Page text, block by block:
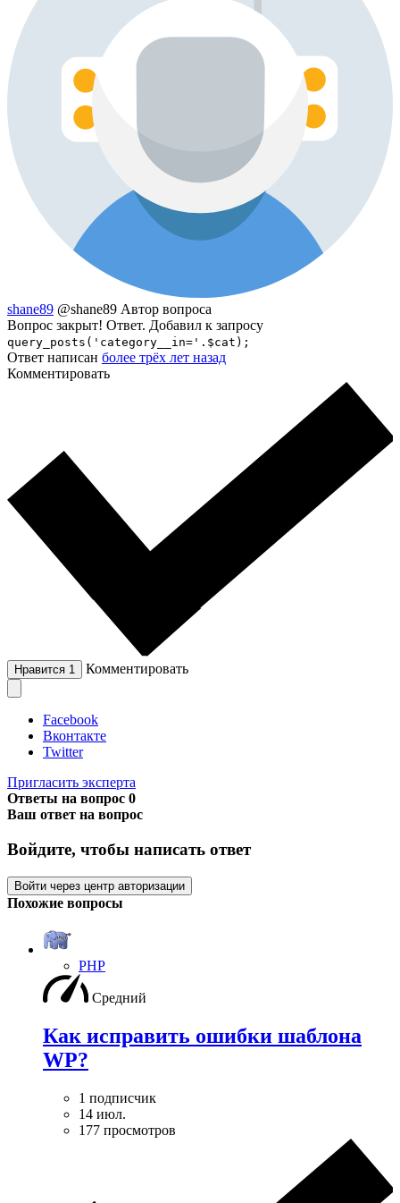
shane89 @shane89 Автор вопроса
Вопрос закрыт! Ответ. Добавил к запросу
query_posts('category__in='.$cat);
Ответ написан более трёх лет назад
Комментировать
Нравится 1 Комментировать
Facebook
Вконтакте
Twitter
Пригласить эксперта
Ответы на вопрос 0
Ваш ответ на вопрос
Войдите, чтобы написать ответ
Войти через центр авторизации
Похожие вопросы
PHP
Средний
Как исправить ошибки шаблона
WP?
1 подписчик
14 июл.
177 просмотров